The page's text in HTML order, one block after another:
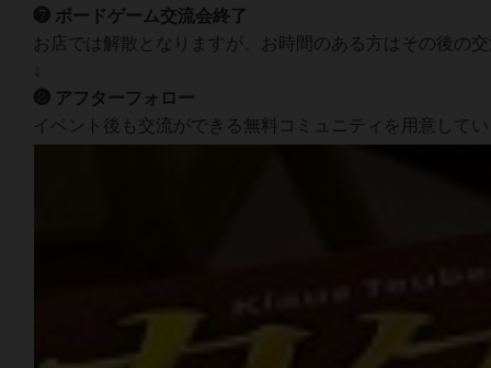
❼ ボードゲーム交流会終了
お店では解散となりますが、お時間のある方はその後の
↓
❽ アフターフォロー
イベント後も交流ができる無料コミュニティを用意して